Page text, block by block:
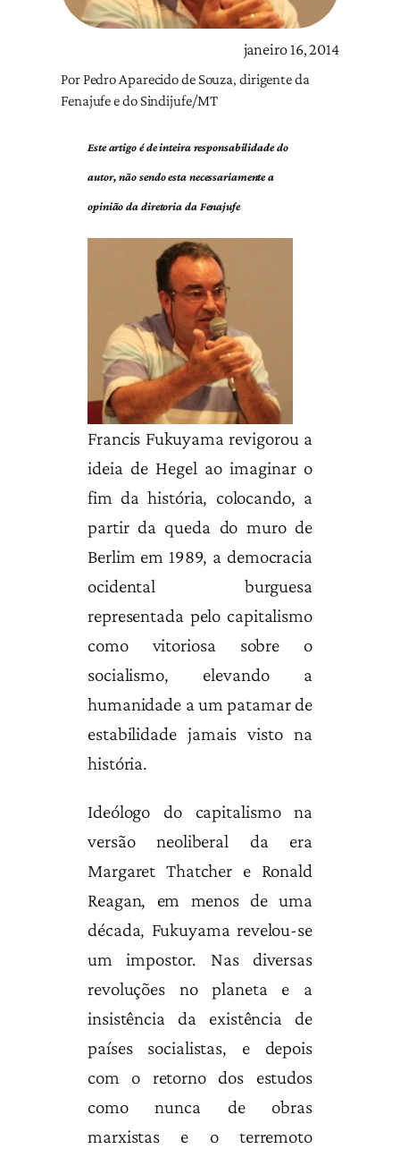
janeiro 16, 2014
Por Pedro Aparecido de Souza, dirigente da
Fenajufe e do Sindijufe/MT
Este artigo é de inteira responsabilidade do
autor, não sendo esta necessariamente a
opinião da diretoria da Fenajufe
Francis Fukuyama revigorou a
ideia de Hegel ao imaginar o
fim da história, colocando, a
partir da queda do muro de
Berlim em 1989, a democracia
ocidental burguesa
representada pelo capitalismo
como vitoriosa sobre o
socialismo, elevando a
humanidade a um patamar de
estabilidade jamais visto na
história.
Ideólogo do capitalismo na
versão neoliberal da era
Margaret Thatcher e Ronald
Reagan, em menos de uma
década, Fukuyama revelou-se
um impostor. Nas diversas
revoluções no planeta e a
insistência da existência de
países socialistas, e depois
com o retorno dos estudos
como nunca de obras
marxistas e o terremoto